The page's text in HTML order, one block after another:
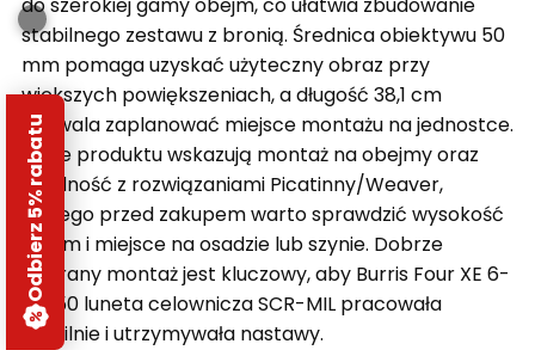
do szerokiej gamy obejm, co ułatwia zbudowanie
stabilnego zestawu z bronią. Średnica obiektywu 50
mm pomaga uzyskać użyteczny obraz przy
większych powiększeniach, a długość 38,1 cm
pozwala zaplanować miejsce montażu na jednostce.
Dane produktu wskazują montaż na obejmy oraz
zgodność z rozwiązaniami Picatinny/Weaver,
dlatego przed zakupem warto sprawdzić wysokość
obejm i miejsce na osadzie lub szynie. Dobrze
dobrany montaż jest kluczowy, aby Burris Four XE 6-
24x50 luneta celownicza SCR-MIL pracowała
stabilnie i utrzymywała nastawy.
Odbierz 5% rabatu